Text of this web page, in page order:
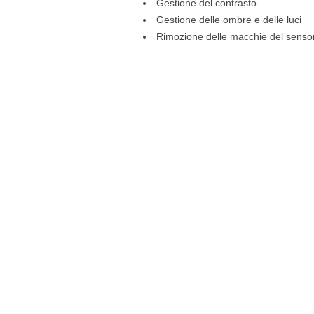
Gestione del contrasto
Gestione delle ombre e delle luci
Rimozione delle macchie del